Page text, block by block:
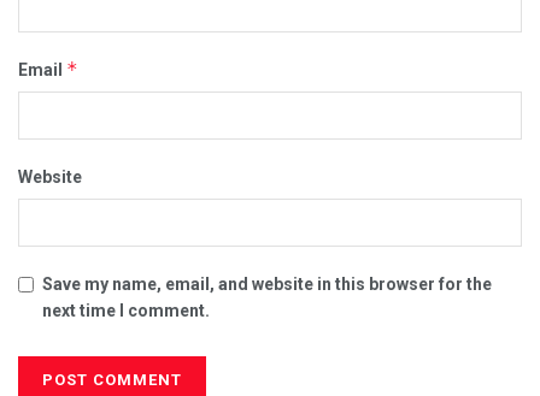
Email *
Website
Save my name, email, and website in this browser for the
next time I comment.